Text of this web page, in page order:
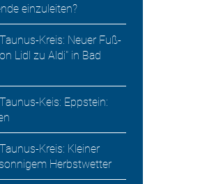
einzuleiten?
Kreis: Neuer Fuß-
Lidl zu Aldi" in Bad
Keis: Eppstein:
Kreis: Kleiner
Herbstwetter